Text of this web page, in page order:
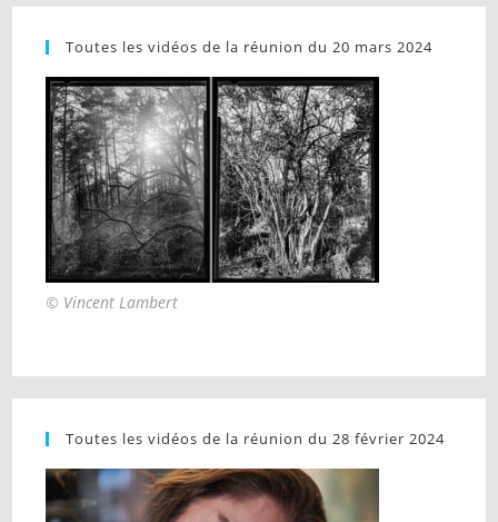
Toutes les vidéos de la réunion du 20 mars 2024
© Vincent Lambert
Toutes les vidéos de la réunion du 28 février 2024